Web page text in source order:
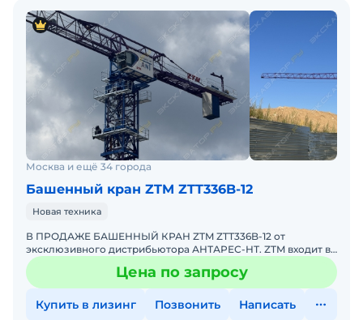
Москва и ещё 34 города
Башенный кран ZTM ZTT336B-12
Новая техника
В ПРОДАЖЕ БАШЕННЫЙ КРАН ZTM ZTT336B-12 от
эксклюзивного дистрибьютора АНТАРЕС-НТ. ZTM входит в
ТОП-10 мировых производителей башенных кранов.
Комплектация кранЦена по запросу
Купить в лизинг Позвонить Написать